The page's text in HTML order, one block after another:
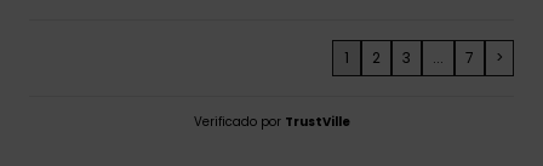
1 2 3 ... 7 >
Verificado por TrustVille